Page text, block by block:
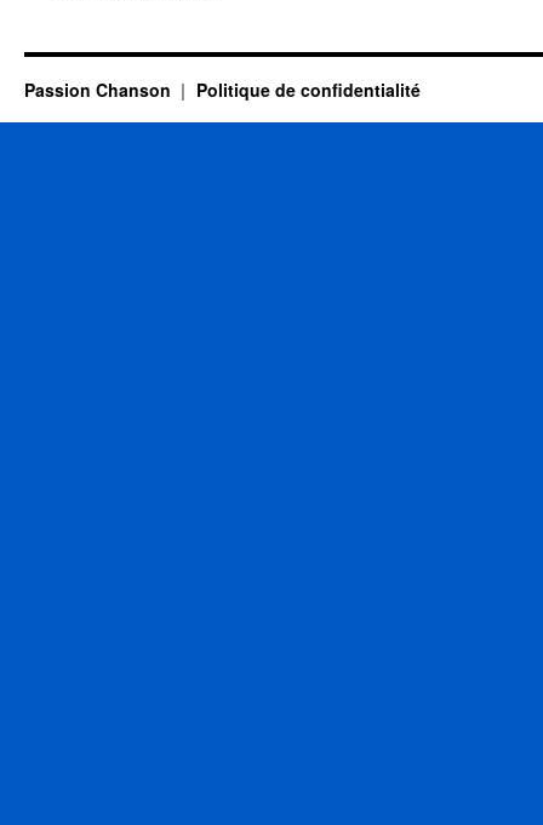
Passion Chanson Politique de confidentialité